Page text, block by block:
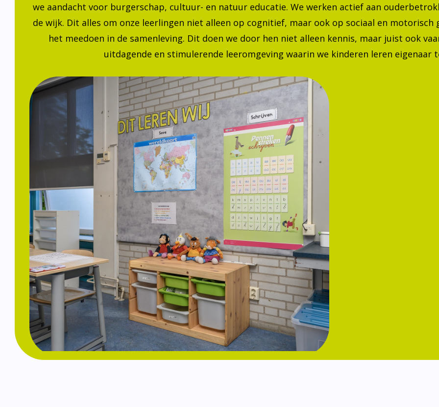
we aandacht voor burgerschap, cultuur- en natuur educatie. We werken actief aan
de wijk. Dit alles om onze leerlingen niet alleen op cognitief, maar ook op sociaal en
het meedoen in de samenleving. Dit doen we door hen niet alleen kennis, maar juist ook
uitdagende en stimulerende leeromgeving waarin we kinderen leren eigenaar